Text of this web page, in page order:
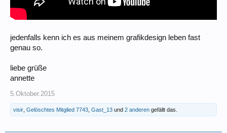
jedenfalls kenn ich es aus meinem grafikdesign leben fast
genau so.
liebe grüße
annette
5.Oktober.2015
visir Gelöschtes Mitglied 7743 Gast_13 und 2 anderen gefällt das.